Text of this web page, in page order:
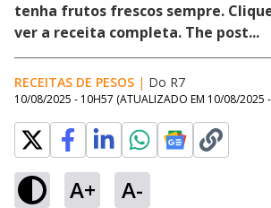
tenha frutos frescos sempre.
ver a receita completa. The post...
RECEITAS DE PESOS | Do R7
10/08/2025 - 10H57 (ATUALIZADO EM 10/08/2025
A+ A-